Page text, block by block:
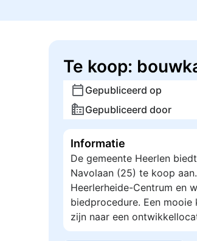
Te koop:
Gepubliceerd op
Gepubliceerd door
Informatie
De gemeente Heerlen
Navolaan (25) te koop
Heerlerheide-Centrum en
biedprocedure. Een
zijn naar een